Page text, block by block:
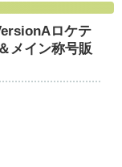
ロケテ
メイン称号販